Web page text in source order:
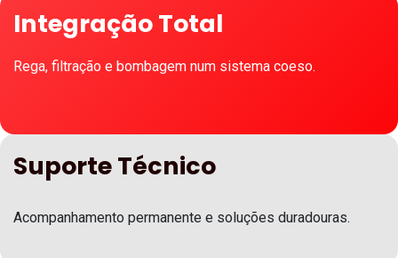
Integração Total
Rega, filtração e bombagem num sistema coeso.
Suporte Técnico
Acompanhamento permanente e soluções duradouras.